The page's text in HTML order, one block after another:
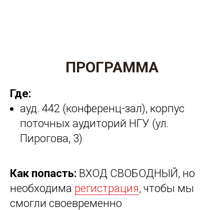
ПРОГРАММА
Где:
ауд. 442 (конференц-зал), корпус
поточных аудиторий НГУ (ул.
Пирогова, 3)
Как попасть: ВХОД СВОБОДНЫЙ, но
необходима регистрация, чтобы мы
смогли своевременно